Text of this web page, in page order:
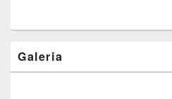
Galeria